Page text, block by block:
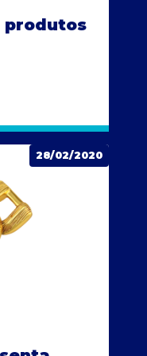
produtos
28/02/2020